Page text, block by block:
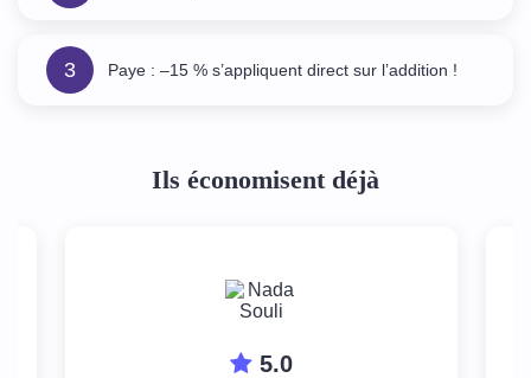
3 Paye : –15 % s’appliquent direct sur l’addition !
Ils économisent déjà
5.0